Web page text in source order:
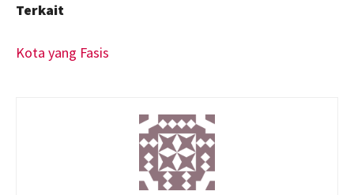
Terkait
Kota yang Fasis